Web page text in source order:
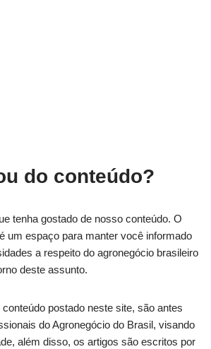
do conteúdo?
tenha gostado de nosso conteúdo. O
é um espaço para manter você informado
a respeito do agronegócio brasileiro
deste assunto.
postado neste site, são antes
do Agronegócio do Brasil, visando
além disso, os artigos são escritos por